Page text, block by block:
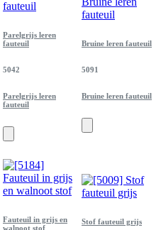
Parelgrijs leren
fauteuil
5042
Parelgrijs leren
fauteuil
Bruine leren fauteuil
5091
Bruine leren fauteuil
Fauteuil in grijs en
walnoot stof
Stof fauteuil grijs